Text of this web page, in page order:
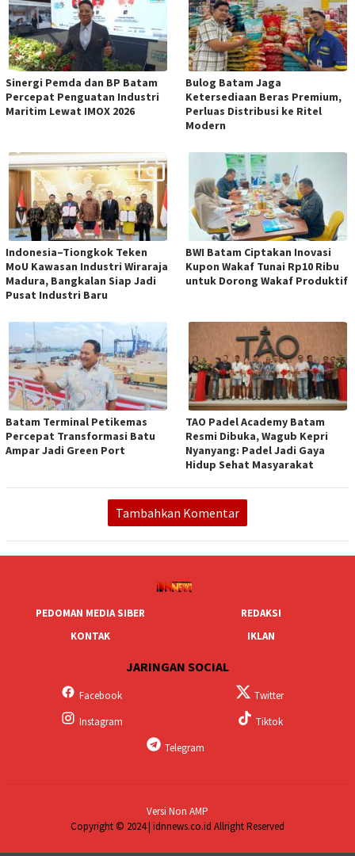
Sinergi Pemda dan BP Batam
Percepat Penguatan Industri
Maritim Lewat IMOX 2026
Bulog Batam Jaga
Ketersediaan Beras Premium,
Perluas Distribusi ke Ritel
Modern
Indonesia–Tiongkok Teken
MoU Kawasan Industri Wiraraja
Madura, Bangkalan Siap Jadi
Pusat Industri Baru
BWI Batam Ciptakan Inovasi
Kupon Wakaf Tunai Rp10 Ribu
untuk Dorong Wakaf Produktif
Batam Terminal Petikemas
Percepat Transformasi Batu
Ampar Jadi Green Port
TAO Padel Academy Batam
Resmi Dibuka, Wagub Kepri
Nyanyang: Padel Jadi Gaya
Hidup Sehat Masyarakat
Tambahkan Komentar
PEDOMAN MEDIA SIBER
REDAKSI
KONTAK
IKLAN
JARINGAN SOCIAL
Facebook
Twitter
Instagram
Tiktok
Telegram
Versi Non AMP
Copyright © 2024 | idnnews.co.id Allright Reserved